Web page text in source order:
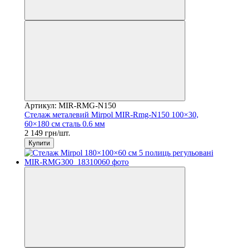
Артикул: MIR-RMG-N150
Стелаж металевий Mirpol MIR-Rmg-N150 100×30,
60×180 см сталь 0.6 мм
2 149 грн/шт.
Купити